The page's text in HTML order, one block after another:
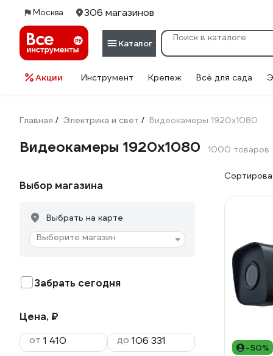
Москва 306 магазинов
Каталог
Акции Инструмент Крепеж Всё для сада
Главная / Электрика и свет / Видеокамеры 1920х1080
Видеокамеры 1920х1080 1000 товаров
Выбор магазина
Выбрать на карте
Выберите магазин
Забрать сегодня
Цена, ₽
от
до
-50%